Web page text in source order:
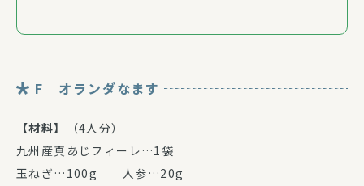
F オランダなます
【材料】
（4人分）
九州産真あじフィーレ…1袋
玉ねぎ…100g 人参…20g